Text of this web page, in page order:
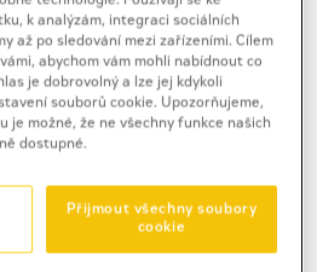
TECHNOLOGIE
přímo
přizvat geodeta.
dokáže samotný
k analýzám, integraci sociálních
až po sledování mezi zařízeními. Cílem
abychom vám mohli nabídnout co
je dobrovolný a lze jej kdykoli
souborů cookie. Upozorňujeme,
je možné, že ne všechny funkce našich
dostupné.
Přijmout všechny soubory
cookie